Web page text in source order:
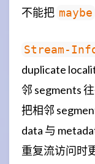
不能把 maybe
Stream-
duplicate
邻 segments
把相邻
data 与
重复流访问时